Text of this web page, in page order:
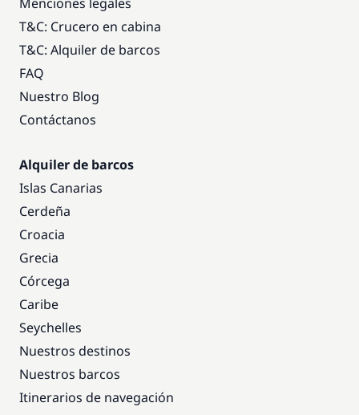
T&C: Crucero en cabina
T&C: Alquiler de barcos
FAQ
Nuestro Blog
Contáctanos
Alquiler de barcos
Islas Canarias
Cerdeña
Croacia
Grecia
Córcega
Caribe
Seychelles
Nuestros destinos
Nuestros barcos
Itinerarios de navegación